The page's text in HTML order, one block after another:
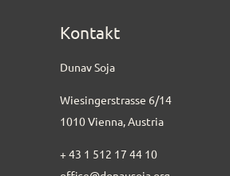
Kontakt
Dunav Soja
Wiesingerstrasse 6/14
1010 Vienna, Austria
+ 43 1 512 17 44 10